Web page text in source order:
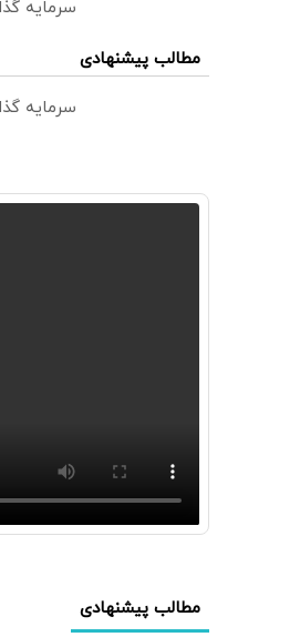
سرمایه
مطالب پیشنهادی
سرمایه
مطالب پیشنهادی